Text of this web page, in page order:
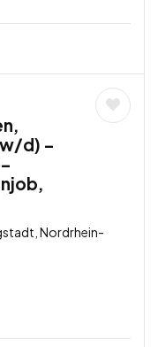
d) –
Nordrhein-